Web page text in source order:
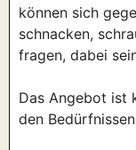
können sich
schnacken,
fragen, dabei
Das Angebot ist
den